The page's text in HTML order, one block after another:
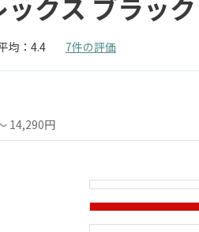
ム
クス ブラック
均：4.4 7件の評価
14,290円